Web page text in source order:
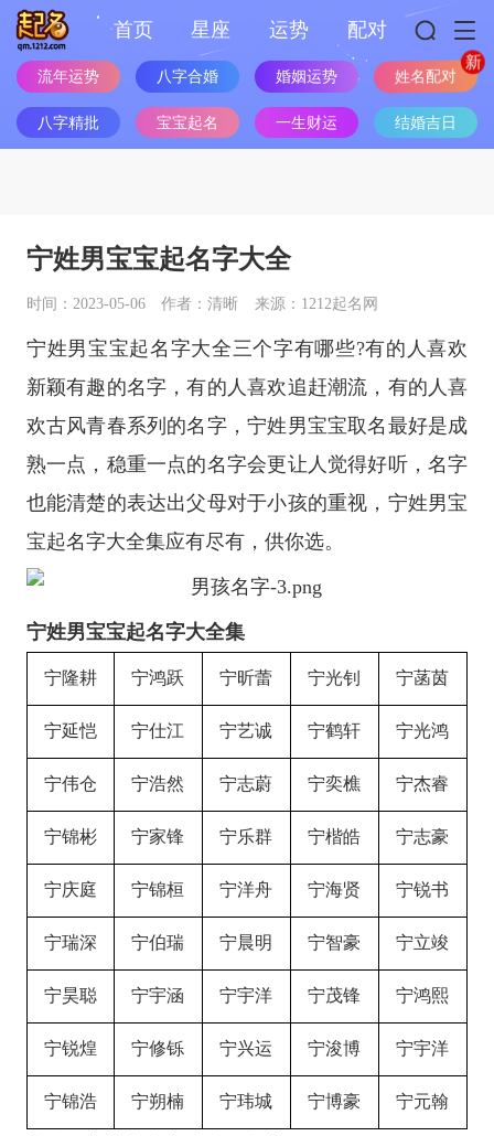
首页 星座 运势 配对
流年运势 八字合婚 婚姻运势 姓名配对
八字精批 宝宝起名 一生财运 结婚吉日
宁姓男宝宝起名字大全
时间：2023-05-06 作者：清晰 来源：1212起名网
宁姓男宝宝起名字大全三个字有哪些?有的人喜欢
新颖有趣的名字，有的人喜欢追赶潮流，有的人喜
欢古风青春系列的名字，宁姓男宝宝取名最好是成
熟一点，稳重一点的名字会更让人觉得好听，名字
也能清楚的表达出父母对于小孩的重视，宁姓男宝
宝起名字大全集应有尽有，供你选。
宁姓男宝宝起名字大全集
宁隆耕 宁鸿跃 宁昕蕾 宁光钊 宁菡茵
宁延恺 宁仕江 宁艺诚 宁鹤轩 宁光鸿
宁伟仓 宁浩然 宁志蔚 宁奕樵 宁杰睿
宁锦彬 宁家锋 宁乐群 宁楷皓 宁志豪
宁庆庭 宁锦桓 宁洋舟 宁海贤 宁锐书
宁瑞深 宁伯瑞 宁晨明 宁智豪 宁立竣
宁昊聪 宁宇涵 宁宇洋 宁茂锋 宁鸿熙
宁锐煌 宁修铄 宁兴运 宁浚博 宁宇洋
宁锦浩 宁朔楠 宁玮城 宁博豪 宁元翰